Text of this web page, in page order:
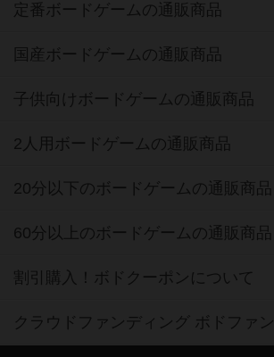
定番ボードゲームの通販商品
国産ボードゲームの通販商品
子供向けボードゲームの通販商品
2人用ボードゲームの通販商品
20分以下のボードゲームの通販商品
60分以上のボードゲームの通販商品
割引購入！ボドクーポンについて
クラウドファンディング ボドファン